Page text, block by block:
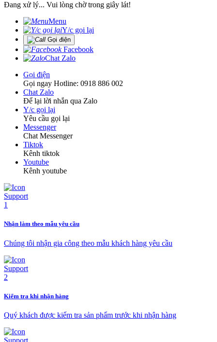
Đang xử lý... Vui lòng chờ trong giây lát!
Menu
Y/c gọi lại
Gọi điện
Facebook
Chat Zalo
Gọi điện
Gọi ngay Hotline: 0918 886 002
Chat Zalo
Để lại lời nhắn qua Zalo
Y/c gọi lại
Yêu cầu gọi lại
Messenger
Chat Messenger
Tiktok
Kênh tiktok
Youtube
Kênh youtube
Nhận làm theo mẫu yêu cầu
Chúng tôi nhận gia công theo mẫu khách hàng yêu cầu
Kiểm tra khi nhận hàng
Quý khách được kiểm tra sản phẩm trước khi nhận hàng